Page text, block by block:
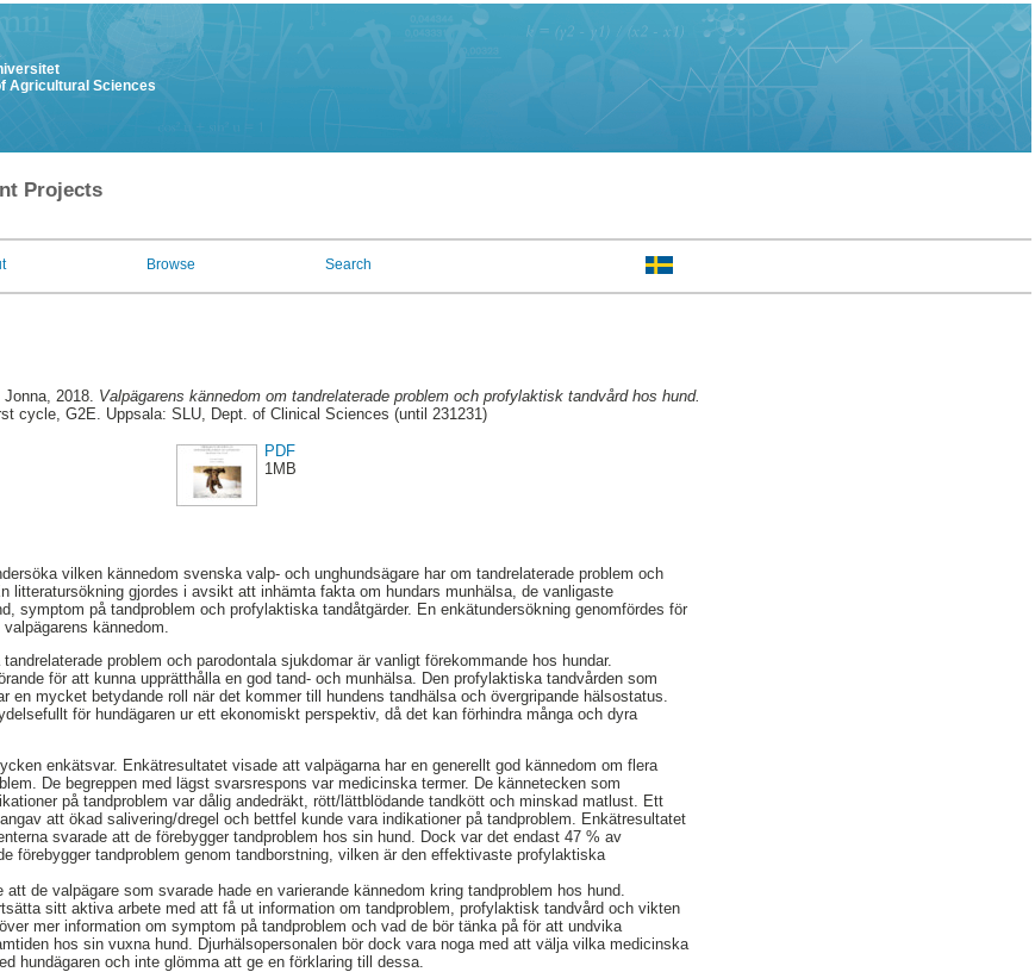
Agricultural Sciences
Projects
Browse Search
Jonna, 2018. Valpägarens kännedom om tandrelaterade problem och profylaktisk tandvård hos hund.
cycle, G2E. Uppsala: SLU, Dept. of Clinical Sciences (until 231231)
PDF
1MB
vilken kännedom svenska valp- och unghundsägare har om tandrelaterade problem och
litteratursökning gjordes i avsikt att inhämta fakta om hundars munhälsa, de vanligaste
symptom på tandproblem och profylaktiska tandåtgärder. En enkätundersökning genomfördes för
kännedom.
problem och parodontala sjukdomar är vanligt förekommande hos hundar.
för att kunna upprätthålla en god tand- och munhälsa. Den profylaktiska tandvården som
en mycket betydande roll när det kommer till hundens tandhälsa och övergripande hälsostatus.
för hundägaren ur ett ekonomiskt perspektiv, då det kan förhindra många och dyra
enkätsvar. Enkätresultatet visade att valpägarna har en generellt god kännedom om flera
De begreppen med lägst svarsrespons var medicinska termer. De kännetecken som
på tandproblem var dålig andedräkt, rött/lättblödande tandkött och minskad matlust. Ett
att ökad salivering/dregel och bettfel kunde vara indikationer på tandproblem. Enkätresultatet
svarade att de förebygger tandproblem hos sin hund. Dock var det endast 47 % av
förebygger tandproblem genom tandborstning, vilken är den effektivaste profylaktiska
de valpägare som svarade hade en varierande kännedom kring tandproblem hos hund.
sitt aktiva arbete med att få ut information om tandproblem, profylaktisk tandvård och vikten
mer information om symptom på tandproblem och vad de bör tänka på för att undvika
hos sin vuxna hund. Djurhälsopersonalen bör dock vara noga med att välja vilka medicinska
hundägaren och inte glömma att ge en förklaring till dessa.